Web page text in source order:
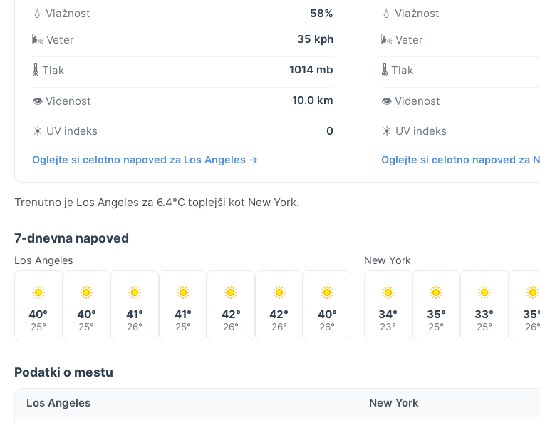
💧 Vlažnost
58%
🌬️ Veter
35 kph
🌡️ Tlak 1014 mb
👁️ Videnost 10.0 km
☀️ UV indeks 0
Oglejte si celotno napoved za Los Angeles →
💧 Vlažnost
🌬️ Veter
🌡️ Tlak
👁️ Videnost
☀️ UV indeks
Oglejte si celotno napoved za
Trenutno je Los Angeles za 6.4°C toplejši kot New York.
7-dnevna napoved
Los Angeles
40°
25°
40°
25°
41°
26°
41°
25°
42°
26°
42°
26°
40°
26°
New York
34°
23°
35°
25°
33°
25° 26°
Podatki o mestu
Los Angeles New York